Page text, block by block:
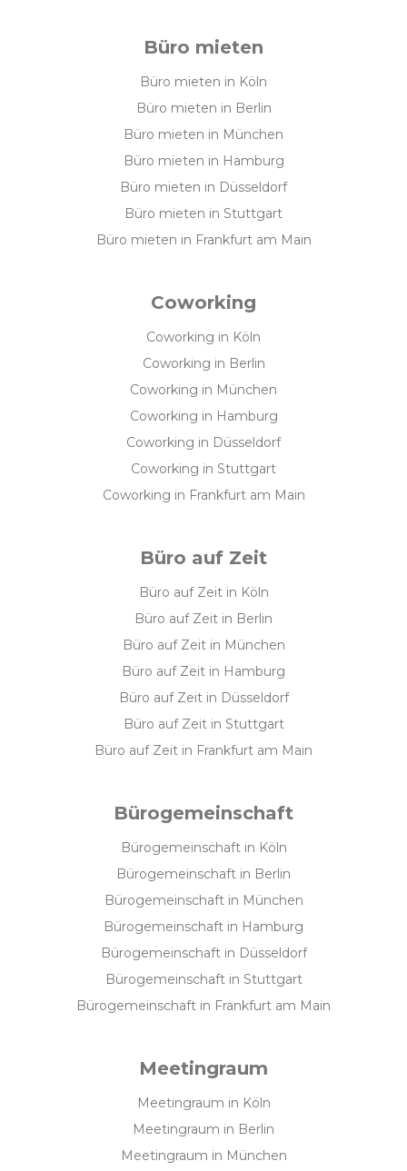
Büro mieten
Büro mieten in Köln
Büro mieten in Berlin
Büro mieten in München
Büro mieten in Hamburg
Büro mieten in Düsseldorf
Büro mieten in Stuttgart
Büro mieten in Frankfurt am Main
Coworking
Coworking in Köln
Coworking in Berlin
Coworking in München
Coworking in Hamburg
Coworking in Düsseldorf
Coworking in Stuttgart
Coworking in Frankfurt am Main
Büro auf Zeit
Büro auf Zeit in Köln
Büro auf Zeit in Berlin
Büro auf Zeit in München
Büro auf Zeit in Hamburg
Büro auf Zeit in Düsseldorf
Büro auf Zeit in Stuttgart
Büro auf Zeit in Frankfurt am Main
Bürogemeinschaft
Bürogemeinschaft in Köln
Bürogemeinschaft in Berlin
Bürogemeinschaft in München
Bürogemeinschaft in Hamburg
Bürogemeinschaft in Düsseldorf
Bürogemeinschaft in Stuttgart
Bürogemeinschaft in Frankfurt am Main
Meetingraum
Meetingraum in Köln
Meetingraum in Berlin
Meetingraum in München